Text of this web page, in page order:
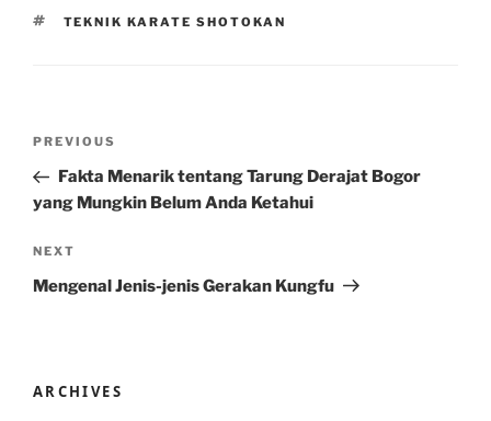
TAGS
TEKNIK KARATE SHOTOKAN
Previous
Post
PREVIOUS
Fakta Menarik tentang Tarung Derajat Bogor
yang Mungkin Belum Anda Ketahui
Next
Post
NEXT
Mengenal Jenis-jenis Gerakan Kungfu
ARCHIVES